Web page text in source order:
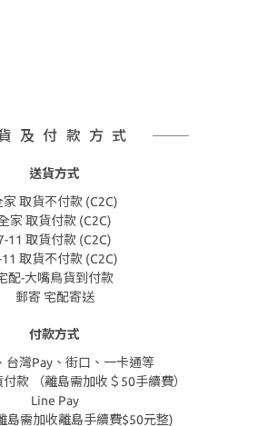
及付款方式
送貨方式
家 取貨不付款 (C2C)
家 取貨付款 (C2C)
11 取貨付款 (C2C)
11 取貨不付款 (C2C)
配-大嘴鳥貨到付款
郵寄 宅配寄送
付款方式
台灣Pay、街口、一卡通等
款 （離島需加收＄50手續費）
Line Pay
島需加收離島手續費$50元整)